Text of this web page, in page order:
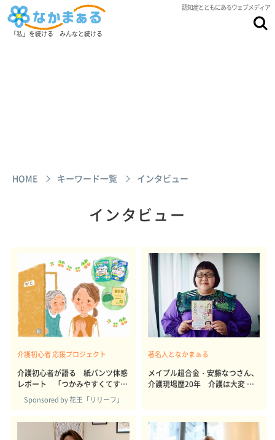
認知症とともにあるウェブメディア
「私」を続ける みんなと続ける
HOME キーワード一覧 インタビュー
インタビュー
介護初心者 応援プロジェクト
介護初心者が語る 紙パンツ体感
レポート 「つかみやすくてすっ
と上げ下げしやすい」「尿とりパ
ッド利用で紙パンツ交換頻度が減
Sponsored by 花王「リリーフ」
著名人となかまぁる
メイプル超合金・安藤なつさん、
介護現場歴20年 介護は大変 で